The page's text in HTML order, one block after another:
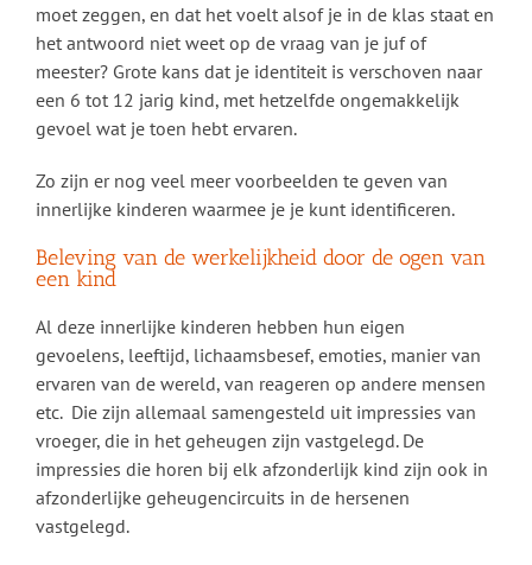
moet zeggen, en dat het voelt alsof je in de klas staat en
het antwoord niet weet op de vraag van je juf of
meester? Grote kans dat je identiteit is verschoven naar
een 6 tot 12 jarig kind, met hetzelfde ongemakkelijk
gevoel wat je toen hebt ervaren.
Zo zijn er nog veel meer voorbeelden te geven van
innerlijke kinderen waarmee je je kunt identificeren.
Beleving van de werkelijkheid door de ogen van
een kind
Al deze innerlijke kinderen hebben hun eigen
gevoelens, leeftijd, lichaamsbesef, emoties, manier van
ervaren van de wereld, van reageren op andere mensen
etc. Die zijn allemaal samengesteld uit impressies van
vroeger, die in het geheugen zijn vastgelegd. De
impressies die horen bij elk afzonderlijk kind zijn ook in
afzonderlijke geheugencircuits in de hersenen
vastgelegd.